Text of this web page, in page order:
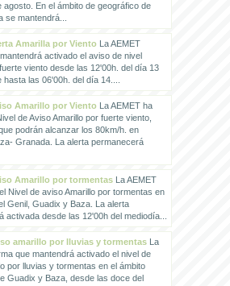
agosto. En el ámbito de geográfico de
se mantendrá...
Amarilla por VientoLa AEMET
activado el aviso de nivel
viento desde las 12'00h. del día 13
hasta las 06'00h. del día 14....
Amarillo por VientoLa AEMET ha
de Aviso Amarillo por fuerte viento,
podrán alcanzar los 80km/h. en
Granada. La alerta permanecerá
Amarillo por tormentasLa AEMET
Nivel de aviso Amarillo por tormentas en
Genil, Guadix y Baza. La alerta
activada desde las 12'00h del mediodía...
amarillo por lluvias y tormentasLa
que mantendrá activado el nivel de
por lluvias y tormentas en el ámbito
Guadix y Baza, desde las doce del